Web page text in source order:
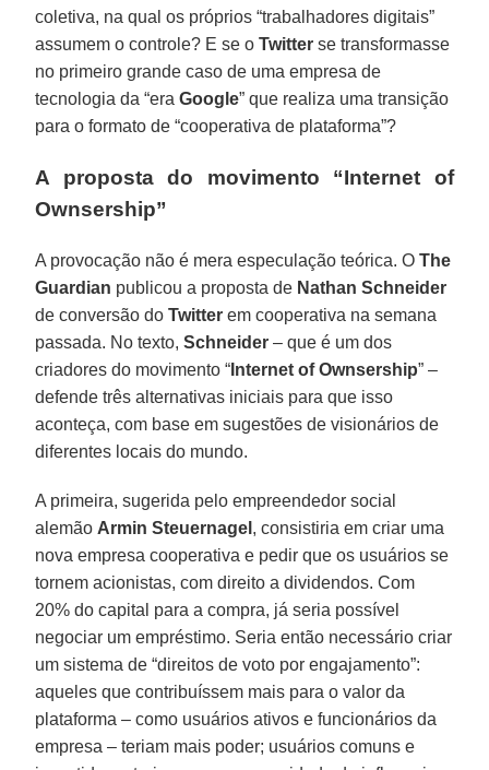
coletiva, na qual os próprios “trabalhadores digitais”
assumem o controle? E se oTwitter se transformasse
no primeiro grande caso de uma empresa de
tecnologia da “eraGoogle” que realiza uma transição
para o formato de “cooperativa de plataforma”?
A proposta do movimento “Internet of
Ownsership”
A provocação não é mera especulação teórica. OThe
Guardian publicou a proposta de Nathan Schneider
de conversão doTwitter em cooperativa na semana
passada. No texto,Schneider – que é um dos
criadores do movimento “ Internet of Ownsership” –
defende três alternativas iniciais para que isso
aconteça, com base em sugestões de visionários de
diferentes locais do mundo.
A primeira, sugerida pelo empreendedor social
alemão Armin Steuernagel , consistiria em criar uma
nova empresa cooperativa e pedir que os usuários se
tornem acionistas, com direito a dividendos. Com
20% do capital para a compra, já seria possível
negociar um empréstimo. Seria então necessário criar
um sistema de “direitos de voto por engajamento”:
aqueles que contribuíssem mais para o valor da
plataforma – como usuários ativos e funcionários da
empresa – teriam mais poder; usuários comuns e